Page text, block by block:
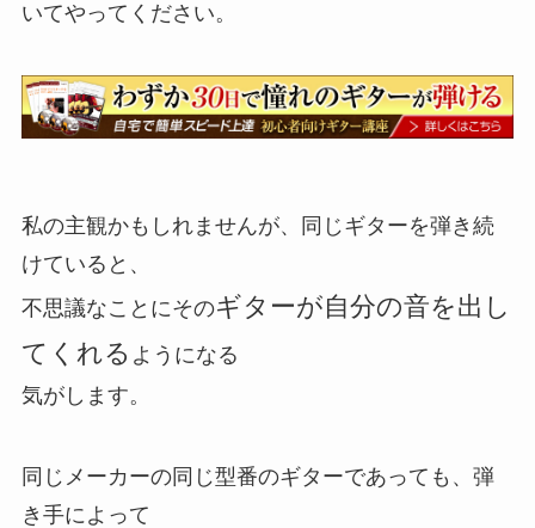
いてやってください。
私の主観かもしれませんが、同じギターを弾き続
けていると、
不思議なことにそのギターが自分の音を出し
てくれる ようになる
気がします。
同じメーカーの同じ型番のギターであっても、弾
き手によって